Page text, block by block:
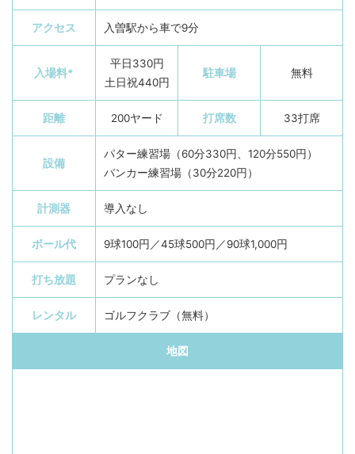
アクセス 入曽駅から車で9分
入場料*
平日330円
土日祝440円
駐車場 無料
距離 200ヤード 打席数 33打席
設備
パター練習場（60分330円、120分550円）
バンカー練習場（30分220円）
計測器 導入なし
ボール代 9球100円／45球500円／90球1,000円
打ち放題 プランなし
レンタル ゴルフクラブ（無料）
地図